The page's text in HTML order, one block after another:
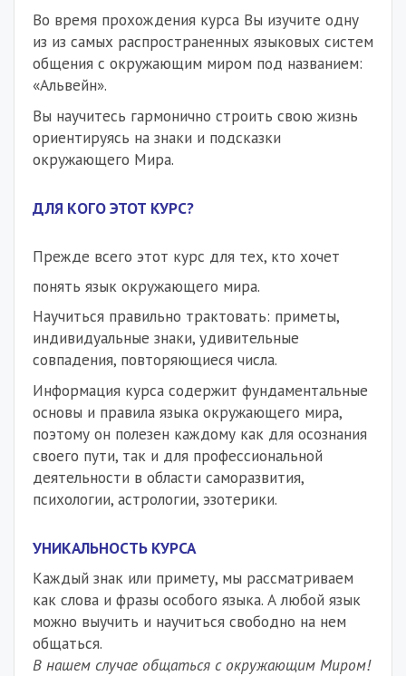
Во время прохождения курса Вы изучите одну
из из самых распространенных языковых систем
общения с окружающим миром под названием:
«Альвейн».
Вы научитесь гармонично строить свою жизнь
ориентируясь на знаки и подсказки
окружающего Мира.
ДЛЯ КОГО ЭТОТ КУРС?
Прежде всего этот курс для тех, кто хочет
понять язык окружающего мира.
Научиться правильно трактовать: приметы,
индивидуальные знаки, удивительные
совпадения, повторяющиеся числа.
Информация курса содержит фундаментальные
основы и правила языка окружающего мира,
поэтому он полезен каждому как для осознания
своего пути, так и для профессиональной
деятельности в области саморазвития,
психологии, астрологии, эзотерики.
УНИКАЛЬНОСТЬ КУРСА
Каждый знак или примету, мы рассматриваем
как слова и фразы особого языка. А любой язык
можно выучить и научиться свободно на нем
общаться.
В нашем случае общаться с окружающим Миром!